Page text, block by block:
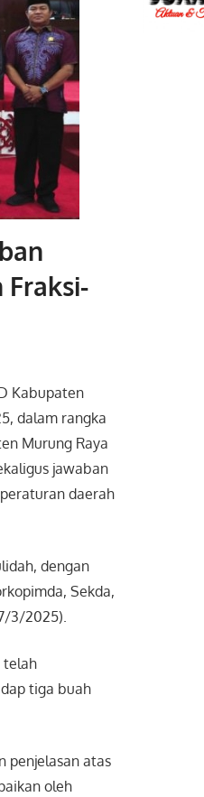
Fraksi-
Kabupaten
dalam rangka
Murung Raya
jawaban
daerah
dengan
Sekda,
3/2025).
telah
tiga buah
penjelasan atas
oleh